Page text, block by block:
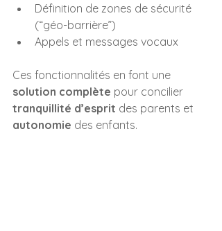
Définition de zones de sécurité
(“géo-barrière”)
Appels et messages vocaux
Ces fonctionnalités en font une
solution complète pour concilier
tranquillité d’esprit des parents et
autonomie des enfants.